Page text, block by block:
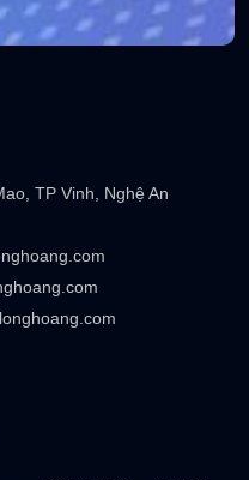
TP Vinh, Nghệ An